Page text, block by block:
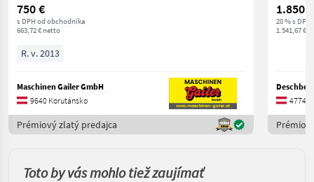
750 €
s DPH od obchodníka
663,72 € netto
R. v. 2013
Maschinen Gailer GmbH
9640 Korutánsko
Prémiový zlatý predajca
1.850 €
20 % s DPH
1.541,67 €
4774
Toto by vás mohlo tiež zaujímať